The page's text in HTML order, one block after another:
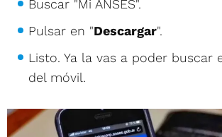
Buscar "Mi ANSES".
Pulsar en "Descargar".
Listo. Ya la vas a poder buscar
del móvil.